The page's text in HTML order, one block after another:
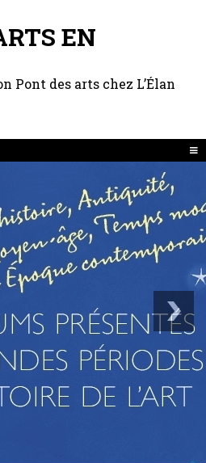
EN
Pont des arts chez L’Élan